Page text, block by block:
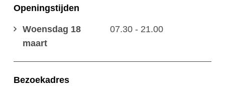
Openingstijden
Woensdag 18
maart
07.30 - 21.00
Bezoekadres